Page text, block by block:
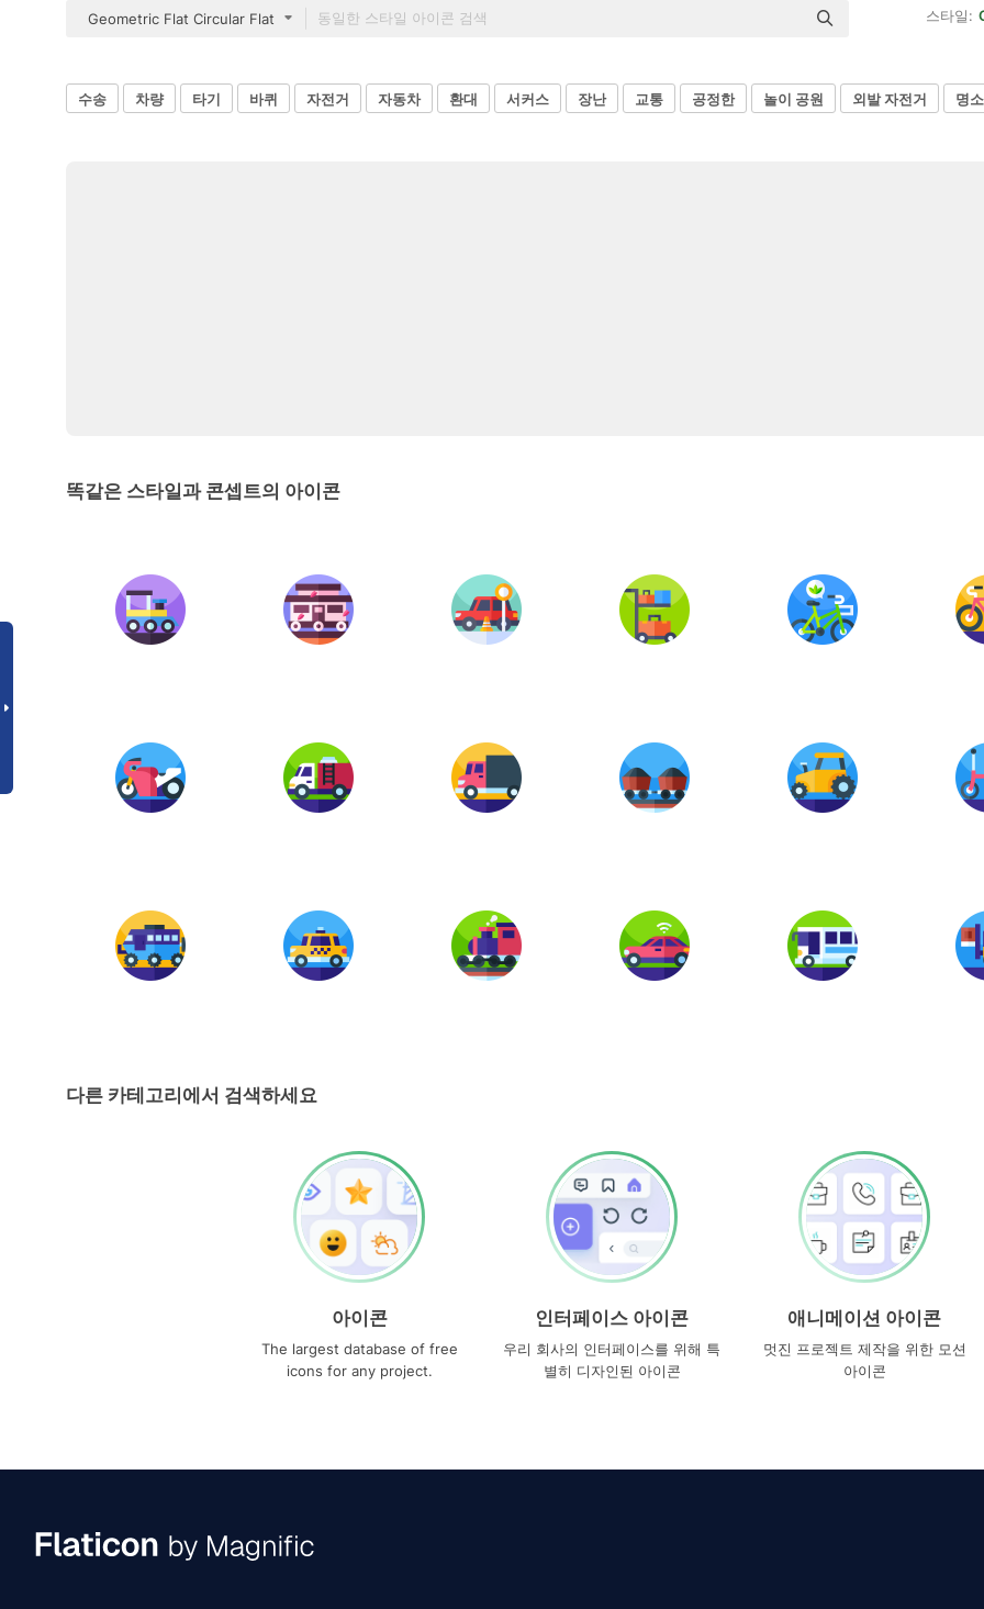
Geometric Flat Circular Flat
스타일:
수송 차량 타기 바퀴 자전거 자동차 환대 서커스 장난 교통 공정한 놀이 공원 외발 자전거 명소
똑같은 스타일과 콘셉트의 아이콘
다른 카테고리에서 검색하세요
아이콘
The largest database of free
icons for any project.
인터페이스 아이콘
우리 회사의 인터페이스를 위해 특
별히 디자인된 아이콘
애니메이션 아이콘
멋진 프로젝트 제작을 위한 모션
아이콘